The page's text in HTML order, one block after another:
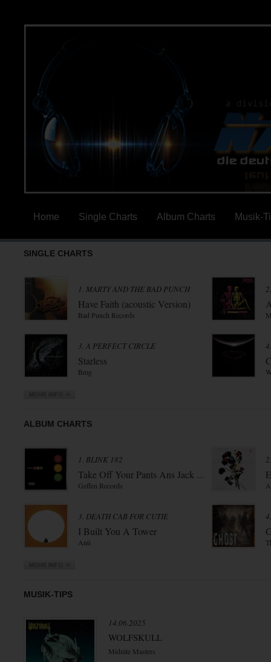
Home Single Charts Album Charts Musik-
SINGLE CHARTS
1. MARTY AND THE BAD PUNCH
Have Faith (acoustic Version)
Bad Punch Records
3. A PERFECT CIRCLE
Starless
Bmg
ALBUM CHARTS
1. BLINK 182
Take Off Your Pants Ans Jack ...
Geffen Records
3. DEATH CAB FOR CUTIE
I Built You A Tower
Anti
MUSIK-TIPS
14.06.2025
WOLFSKULL
Midnite Masters